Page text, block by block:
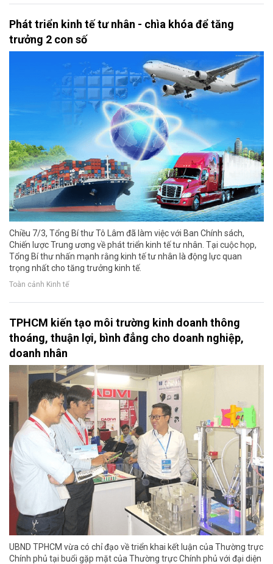
Phát triển kinh tế tư nhân - chìa khóa để tăng
trưởng 2 con số
Chiều 7/3, Tổng Bí thư Tô Lâm đã làm việc với Ban Chính sách,
Chiến lược Trung ương về phát triển kinh tế tư nhân. Tại cuộc họp,
Tổng Bí thư nhấn mạnh rằng kinh tế tư nhân là động lực quan
trọng nhất cho tăng trưởng kinh tế.
Toàn cảnh Kinh tế
TPHCM kiến tạo môi trường kinh doanh thông
thoáng, thuận lợi, bình đẳng cho doanh nghiệp,
doanh nhân
UBND TPHCM vừa có chỉ đạo về triển khai kết luận của Thường trực
Chính phủ tại buổi gặp mặt của Thường trực Chính phủ với đại diện